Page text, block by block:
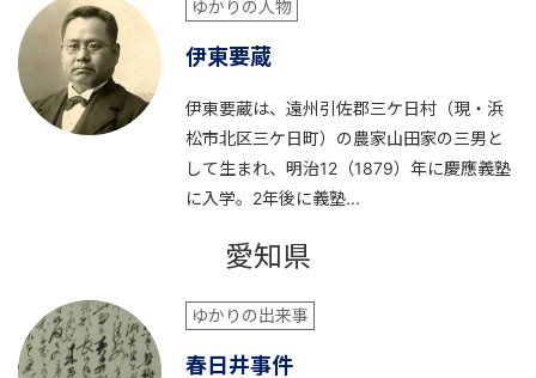
ゆかりの人物
伊東要蔵
伊東要蔵は、遠州引佐郡三ケ日村（現・浜
松市北区三ケ日町）の農家山田家の三男と
して生まれ、明治12（1879）年に慶應義塾
に入学。2年後に義塾...
愛知県
ゆかりの出来事
春日井事件